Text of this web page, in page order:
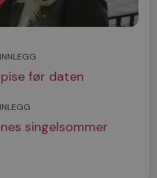
før daten
singelsommer